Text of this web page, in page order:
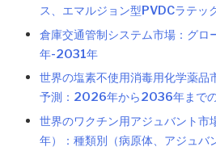
ス、エマルジョン型PVDCラテッ
倉庫交通管制システム市場：グ
年-2031年
世界の塩素不使用消毒用化学薬品
予測：2026年から2036年まで
世界のワクチン用アジュバント
年）：種類別（病原体、アジュバ